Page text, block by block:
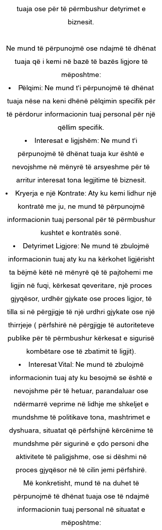
tuaja ose për të përmbushur detyrimet e
biznesit.
Ne mund të përpunojmë ose ndajmë të dhënat
tuaja që i kemi në bazë të bazës ligjore të
mëposhtme:
Pëlqimi: Ne mund t'i përpunojmë të dhënat
tuaja nëse na keni dhënë pëlqimin specifik për
të përdorur informacionin tuaj personal për një
qëllim specifik.
Interesat e ligjshëm: Ne mund t'i
përpunojmë të dhënat tuaja kur është e
nevojshme në mënyrë të arsyeshme për të
arritur interesat tona legjitime të biznesit.
Kryerja e një Kontrate: Aty ku kemi lidhur një
kontratë me ju, ne mund të përpunojmë
informacionin tuaj personal për të përmbushur
kushtet e kontratës sonë.
Detyrimet Ligjore: Ne mund të zbulojmë
informacionin tuaj aty ku na kërkohet ligjërisht
ta bëjmë këtë në mënyrë që të pajtohemi me
ligjin në fuqi, kërkesat qeveritare, një proces
gjyqësor, urdhër gjykate ose proces ligjor, të
tilla si në përgjigje të një urdhri gjykate ose një
thirrjeje ( përfshirë në përgjigje të autoriteteve
publike për të përmbushur kërkesat e sigurisë
kombëtare ose të zbatimit të ligjit).
Interesat Vital: Ne mund të zbulojmë
informacionin tuaj aty ku besojmë se është e
nevojshme për të hetuar, parandaluar ose
ndërmarrë veprime në lidhje me shkeljet e
mundshme të politikave tona, mashtrimet e
dyshuara, situatat që përfshijnë kërcënime të
mundshme për sigurinë e çdo personi dhe
aktivitete të paligjshme, ose si dëshmi në
proces gjyqësor në të cilin jemi përfshirë.
Më konkretisht, mund të na duhet të
përpunojmë të dhënat tuaja ose të ndajmë
informacionin tuaj personal në situatat e
mëposhtme: